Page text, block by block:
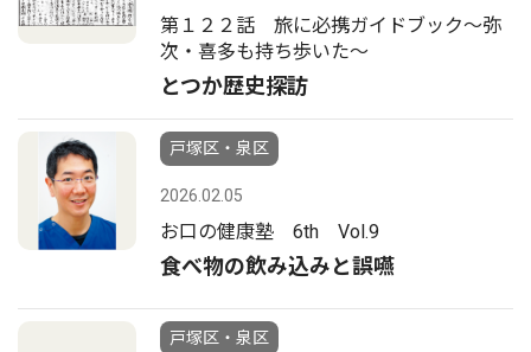
第１２２話 旅に必携ガイドブック〜弥
次・喜多も持ち歩いた〜
とつか歴史探訪
戸塚区・泉区
2026.02.05
お口の健康塾 6th Vol.9
食べ物の飲み込みと誤嚥
戸塚区・泉区